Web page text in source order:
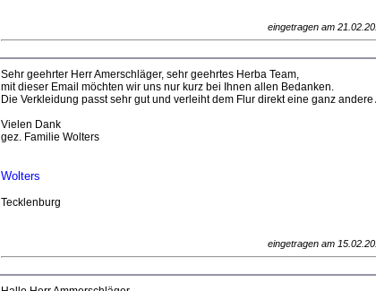
eingetragen am
Sehr geehrter Herr Amerschläger, sehr geehrtes Herba Team,
mit dieser Email möchten wir uns nur kurz bei Ihnen allen Bedanken.
Die Verkleidung passt sehr gut und verleiht dem Flur direkt eine ganz andere
Vielen Dank
gez. Familie Wolters
Wolters
Tecklenburg
eingetragen am